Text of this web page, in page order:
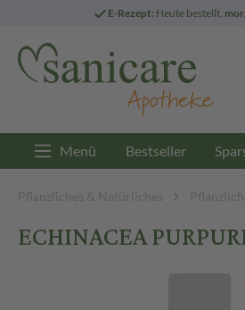
E-Rezept: Heute bestellt,
Menü Bestseller
Pflanzliches & Natürliches
ECHINACEA